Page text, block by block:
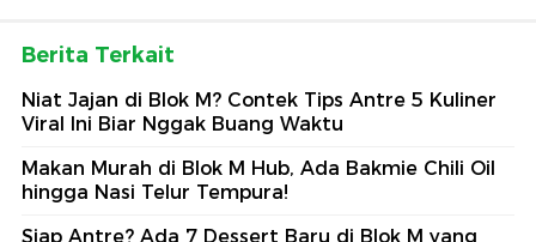
Berita Terkait
Niat Jajan di Blok M? Contek Tips Antre 5 Kuliner
Viral Ini Biar Nggak Buang Waktu
Makan Murah di Blok M Hub, Ada Bakmie Chili Oil
hingga Nasi Telur Tempura!
Siap Antre? Ada 7 Dessert Baru di Blok M yang